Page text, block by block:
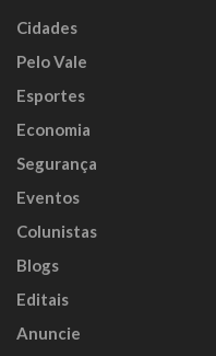
Cidades
Pelo Vale
Esportes
Economia
Segurança
Eventos
Colunistas
Blogs
Editais
Anuncie